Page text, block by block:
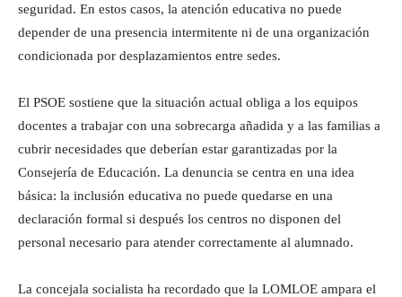
seguridad. En estos casos, la atención educativa no puede
depender de una presencia intermitente ni de una organización
condicionada por desplazamientos entre sedes.
El PSOE sostiene que la situación actual obliga a los equipos
docentes a trabajar con una sobrecarga añadida y a las familias a
cubrir necesidades que deberían estar garantizadas por la
Consejería de Educación. La denuncia se centra en una idea
básica: la inclusión educativa no puede quedarse en una
declaración formal si después los centros no disponen del
personal necesario para atender correctamente al alumnado.
La concejala socialista ha recordado que la LOMLOE ampara el